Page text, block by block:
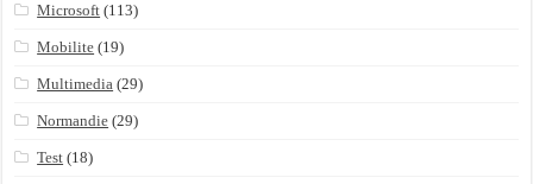
Microsoft (113)
Mobilite (19)
Multimedia (29)
Normandie (29)
Test (18)